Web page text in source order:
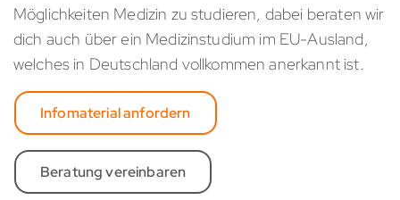
Möglichkeiten Medizin zu studieren, dabei beraten wir
dich auch über ein Medizinstudium im EU-Ausland,
welches in Deutschland vollkommen anerkannt ist.
Infomaterial anfordern
Beratung vereinbaren